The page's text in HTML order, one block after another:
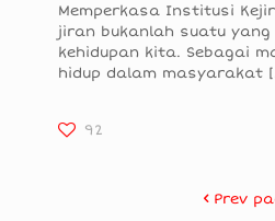
Memperkasa Institusi
jiran bukanlah suatu
kehidupan kita. Sebagai
hidup dalam masyarakat
92
Prev